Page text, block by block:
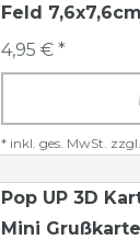
Feld 7,6x7,6cm
4,95 € *
* inkl. ges. MwSt. zzgl.
Pop UP 3D
Mini